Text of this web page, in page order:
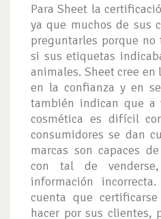
Para Sheet la
ya que muchos de sus
preguntarles porque
si sus etiquetas
animales. Sheet cree en
en la confianza y en
también indican que a
cosmética es difícil
consumidores se dan
marcas son capaces
con tal de
información
cuenta que
hacer por sus clientes,